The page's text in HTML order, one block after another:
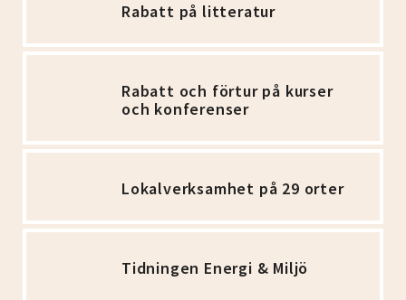
Rabatt på litteratur
Rabatt och förtur på kurser
och konferenser
Lokalverksamhet på 29 orter
Tidningen Energi & Miljö